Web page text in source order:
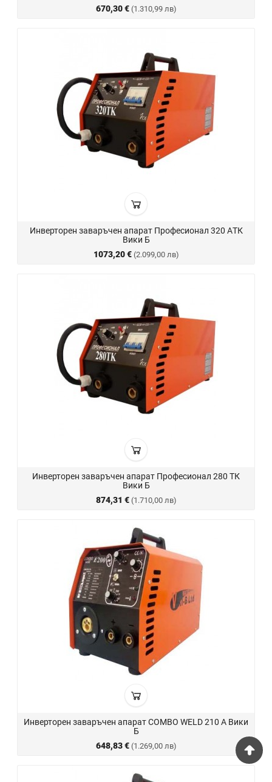
670,30 € (1.310,99 лв)
Инверторен заваръчен апарат Професионал 320 AТК
Вики Б
1073,20 € (2.099,00 лв)
Инверторен заваръчен апарат Професионал 280 ТК
Вики Б
874,31 € (1.710,00 лв)
Инверторен заваръчен апарат COMBO WELD 210 А Вики
Б
648,83 € (1.269,00 лв)